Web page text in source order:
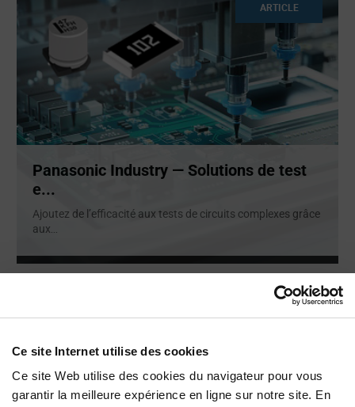
Ce site Internet utilise des cookies
Ce site Web utilise des cookies du navigateur pour vous
garantir la meilleure expérience en ligne sur notre site. En
ARTICLE
Panasonic Industry — Solutions de test
e...
Ajoutez de l’efficacité aux tests de circuits complexes grâce
aux...
ARTICLE